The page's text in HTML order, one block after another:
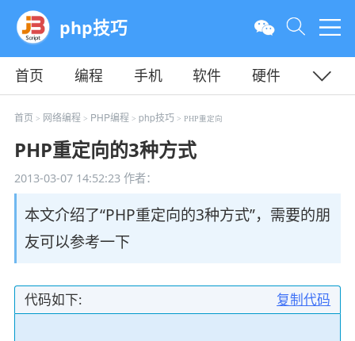
php技巧
首页 编程 手机 软件
硬件
教程
平面 服务器
首页 > 网络编程 > PHP编程 > php技巧 > PHP重定向
PHP重定向的3种方式
2013-03-07 14:52:23作者：
本文介绍了“PHP重定向的3种方式”，需要的朋
友可以参考一下
复制代码
代码如下: